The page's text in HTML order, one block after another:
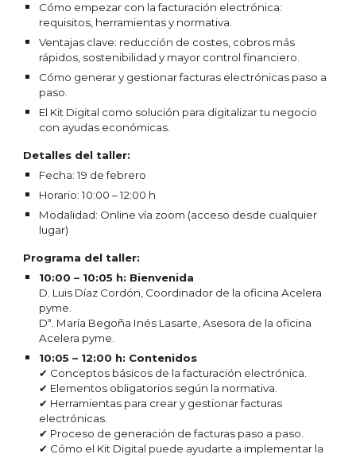
Cómo empezar con la facturación electrónica:
requisitos, herramientas y normativa.
Ventajas clave: reducción de costes, cobros más
rápidos, sostenibilidad y mayor control financiero.
Cómo generar y gestionar facturas electrónicas paso a
paso.
El Kit Digital como solución para digitalizar tu negocio
con ayudas económicas.
Detalles del taller:
Fecha: 19 de febrero
Horario: 10:00 – 12:00 h
Modalidad: Online vía zoom (acceso desde cualquier
lugar)
Programa del taller:
10:00 – 10:05 h: Bienvenida
D. Luis Díaz Cordón, Coordinador de la oficina Acelera
pyme.
Dª. María Begoña Inés Lasarte, Asesora de la oficina
Acelera pyme.
10:05 – 12:00 h: Contenidos
✔ Conceptos básicos de la facturación electrónica.
✔ Elementos obligatorios según la normativa.
✔ Herramientas para crear y gestionar facturas
electrónicas.
✔ Proceso de generación de facturas paso a paso.
✔ Cómo el Kit Digital puede ayudarte a implementar la